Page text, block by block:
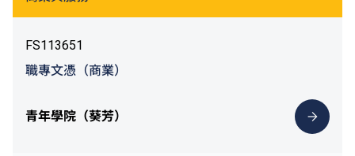
FS113651
職專文憑（商業）
青年學院（葵芳）